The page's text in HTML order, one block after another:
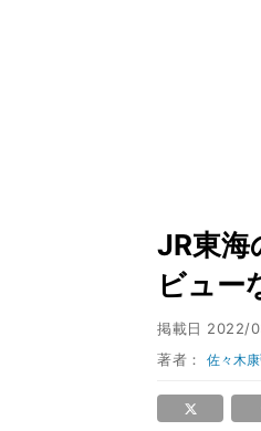
JR東海
ビュー
掲載日 2022/
著者：佐々木